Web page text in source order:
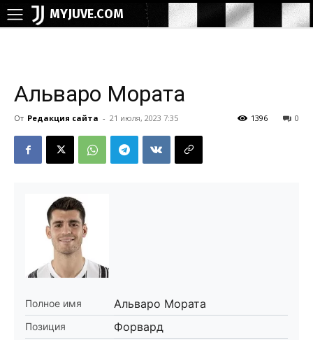
MYJUVE.COM
Альваро Мората
От Редакция сайта - 21 июля, 2023 7:35 0
1396
Полное имя Альваро Мората
Позиция Форвард